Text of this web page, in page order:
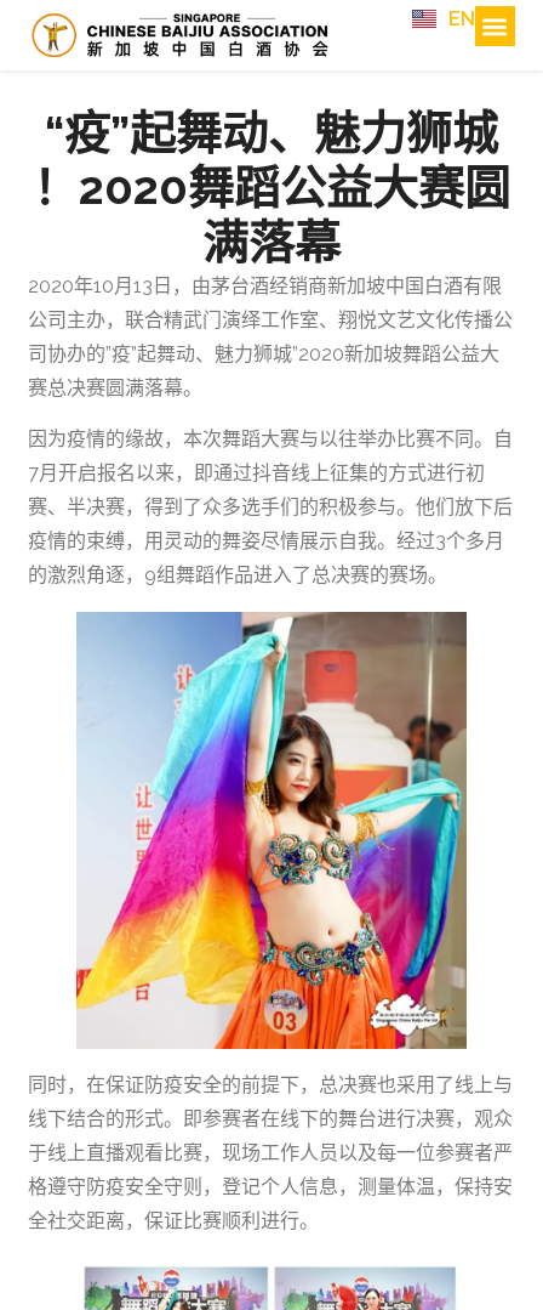
EN
“疫”起舞动、魅力狮城
！2020舞蹈公益大赛圆
满落幕
2020年10月13日，由茅台酒经销商新加坡中国白酒有限
公司主办，联合精武门演绎工作室、翔悦文艺文化传播公
司协办的”疫”起舞动、魅力狮城”2020新加坡舞蹈公益大
赛总决赛圆满落幕。
因为疫情的缘故，本次舞蹈大赛与以往举办比赛不同。自
7月开启报名以来，即通过抖音线上征集的方式进行初
赛、半决赛，得到了众多选手们的积极参与。他们放下后
疫情的束缚，用灵动的舞姿尽情展示自我。经过3个多月
的激烈角逐，9组舞蹈作品进入了总决赛的赛场。
同时，在保证防疫安全的前提下，总决赛也采用了线上与
线下结合的形式。即参赛者在线下的舞台进行决赛，观众
于线上直播观看比赛，现场工作人员以及每一位参赛者严
格遵守防疫安全守则，登记个人信息，测量体温，保持安
全社交距离，保证比赛顺利进行。